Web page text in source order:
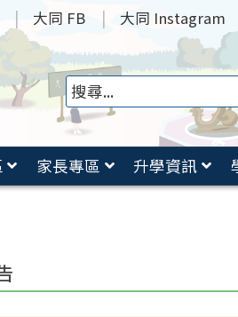
大同 FB 大同 Instagram
家長專區 升學資訊